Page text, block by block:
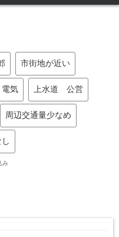
市街地が近い
電気 上水道 公営
周辺交通量少なめ
み